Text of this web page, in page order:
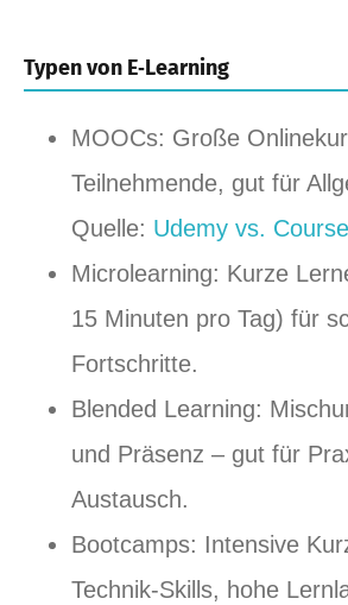
Typen von E‑Learning
MOOCs: Große
Teilnehmende, gut für
Quelle: Udemy vs.
Microlearning: Kurze
15 Minuten pro Tag) für
Fortschritte.
Blended Learning:
und Präsenz – gut für
Austausch.
Bootcamps: Intensive
Technik‑Skills, hohe